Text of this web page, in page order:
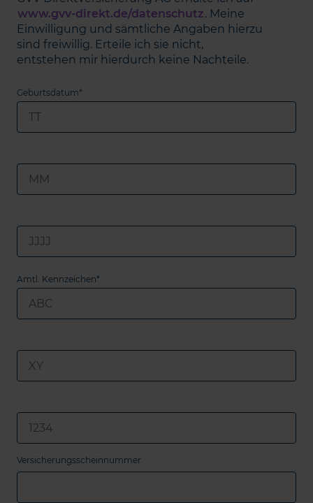
www.gvv-direkt.de/datenschutz. Meine
Einwilligung und sämtliche Angaben hierzu
sind freiwillig. Erteile ich sie nicht,
entstehen mir hierdurch keine Nachteile.
Geburtsdatum*
Amtl. Kennzeichen*
Versicherungsscheinnummer